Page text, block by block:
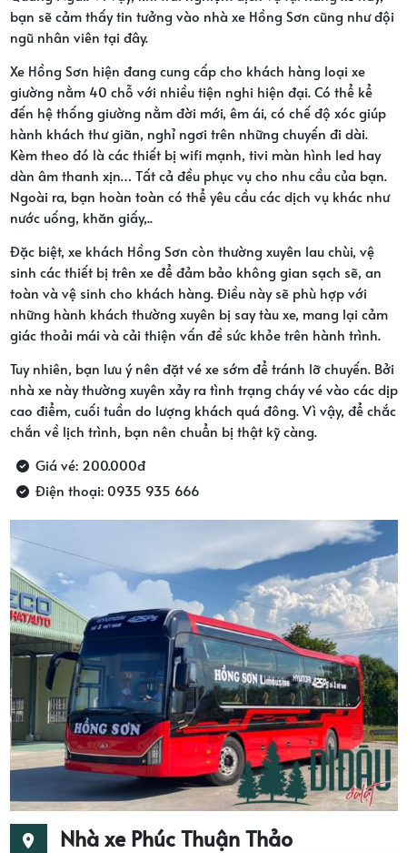
bạn sẽ cảm thấy tin tưởng vào nhà xe Hồng Sơn cũng như đội
ngũ nhân viên tại đây.
Xe Hồng Sơn hiện đang cung cấp cho khách hàng loại xe
giường nằm 40 chỗ với nhiều tiện nghi hiện đại. Có thể kể
đến hệ thống giường nằm đời mới, êm ái, có chế độ xóc giúp
hành khách thư giãn, nghỉ ngơi trên những chuyến đi dài.
Kèm theo đó là các thiết bị wifi mạnh, tivi màn hình led hay
dàn âm thanh xịn… Tất cả đều phục vụ cho nhu cầu của bạn.
Ngoài ra, bạn hoàn toàn có thể yêu cầu các dịch vụ khác như
nước uống, khăn giấy,..
Đặc biệt, xe khách Hồng Sơn còn thường xuyên lau chùi, vệ
sinh các thiết bị trên xe để đảm bảo không gian sạch sẽ, an
toàn và vệ sinh cho khách hàng. Điều này sẽ phù hợp với
những hành khách thường xuyên bị say tàu xe, mang lại cảm
giác thoải mái và cải thiện vấn đề sức khỏe trên hành trình.
Tuy nhiên, bạn lưu ý nên đặt vé xe sớm để tránh lỡ chuyến. Bởi
nhà xe này thường xuyên xảy ra tình trạng cháy vé vào các dịp
cao điểm, cuối tuần do lượng khách quá đông. Vì vậy, để chắc
chắn về lịch trình, bạn nên chuẩn bị thật kỹ càng.
Giá vé: 200.000đ
Điện thoại: 0935 935 666
Nhà xe Phúc Thuận Thảo